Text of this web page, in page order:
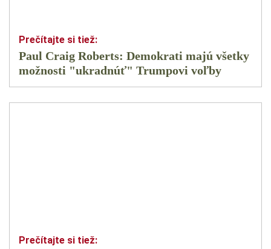
Paul Craig Roberts: Demokrati majú všetky
možnosti "ukradnúť" Trumpovi voľby